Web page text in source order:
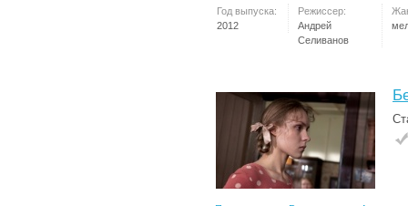
Год выпуска:
2012
Режиссер:
Андрей
Селиванов